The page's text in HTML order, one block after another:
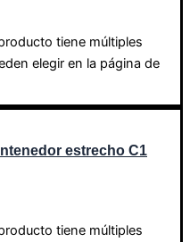
tiene múltiples
elegir en la página de
estrecho C1
tiene múltiples